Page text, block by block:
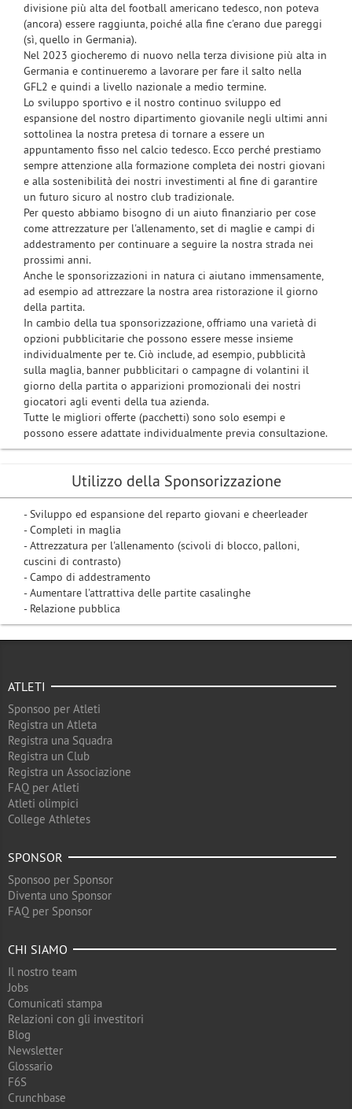
divisione più alta del football americano tedesco, non poteva
(ancora) essere raggiunta, poiché alla fine c'erano due pareggi
(sì, quello in Germania).
Nel 2023 giocheremo di nuovo nella terza divisione più alta in
Germania e continueremo a lavorare per fare il salto nella
GFL2 e quindi a livello nazionale a medio termine.
Lo sviluppo sportivo e il nostro continuo sviluppo ed
espansione del nostro dipartimento giovanile negli ultimi anni
sottolinea la nostra pretesa di tornare a essere un
appuntamento fisso nel calcio tedesco. Ecco perché prestiamo
sempre attenzione alla formazione completa dei nostri giovani
e alla sostenibilità dei nostri investimenti al fine di garantire
un futuro sicuro al nostro club tradizionale.
Per questo abbiamo bisogno di un aiuto finanziario per cose
come attrezzature per l'allenamento, set di maglie e campi di
addestramento per continuare a seguire la nostra strada nei
prossimi anni.
Anche le sponsorizzazioni in natura ci aiutano immensamente,
ad esempio ad attrezzare la nostra area ristorazione il giorno
della partita.
In cambio della tua sponsorizzazione, offriamo una varietà di
opzioni pubblicitarie che possono essere messe insieme
individualmente per te. Ciò include, ad esempio, pubblicità
sulla maglia, banner pubblicitari o campagne di volantini il
giorno della partita o apparizioni promozionali dei nostri
giocatori agli eventi della tua azienda.
Tutte le migliori offerte (pacchetti) sono solo esempi e
possono essere adattate individualmente previa consultazione.
Utilizzo della Sponsorizzazione
- Sviluppo ed espansione del reparto giovani e cheerleader
- Completi in maglia
- Attrezzatura per l'allenamento (scivoli di blocco, palloni,
cuscini di contrasto)
- Campo di addestramento
- Aumentare l'attrattiva delle partite casalinghe
- Relazione pubblica
ATLETI
Sponsoo per Atleti
Registra un Atleta
Registra una Squadra
Registra un Club
Registra un Associazione
FAQ per Atleti
Atleti olimpici
College Athletes
SPONSOR
Sponsoo per Sponsor
Diventa uno Sponsor
FAQ per Sponsor
CHI SIAMO
Il nostro team
Jobs
Comunicati stampa
Relazioni con gli investitori
Blog
Newsletter
Glossario
F6S
Crunchbase